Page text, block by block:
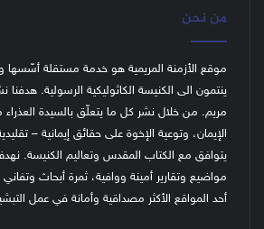
من نحن
موقع الأزمنة المريمية هو خدمة مستقلة أسّسها
ينتمون الى الكنيسة الكاثوليكية الرسولية.
مريم. من خلال نشر كل ما يتعلّق بالسيدة العذراء
الإيمان، وتوعية الإخوة على حقائق إيمانية –
يتوافق مع الكتاب المقدس وتعاليم الكنيسة.
مواضيع وتقارير أمينة ووافية، ثمرة أبحاث
أحد المواقع الأكثر مصداقية وأمانة في عمل